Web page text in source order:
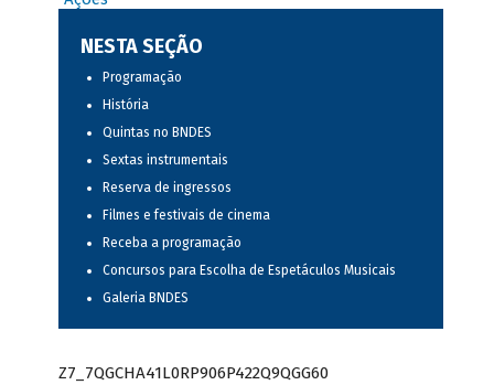
NESTA SEÇÃO
Programação
História
Quintas no BNDES
Sextas instrumentais
Reserva de ingressos
Filmes e festivais de cinema
Receba a programação
Concursos para Escolha de Espetáculos Musicais
Galeria BNDES
Z7_7QGCHA41L0RP906P422Q9QGG60